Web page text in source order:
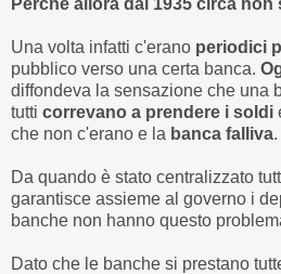
Una volta infatti c'erano periodici
pubblico verso una certa banca.
diffondeva la sensazione che una
tutti correvano a prendere i soldi
che non c'erano e la banca falliva.
Da quando è stato centralizzato
garantisce assieme al governo i
banche non hanno questo
Dato che le banche si prestano